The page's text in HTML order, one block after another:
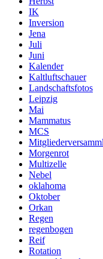
IK
Inversion
Jena
Juli
Juni
Kalender
Kaltluftschauer
Landschaftsfotos
Leipzig
Mai
Mammatus
MCS
Morgenrot
Multizelle
Nebel
oklahoma
Oktober
Orkan
Regen
regenbogen
Reif
Rotation